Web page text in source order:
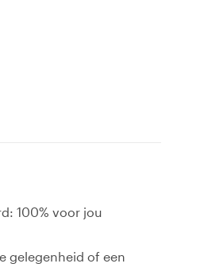
100% voor jou
gelegenheid of een